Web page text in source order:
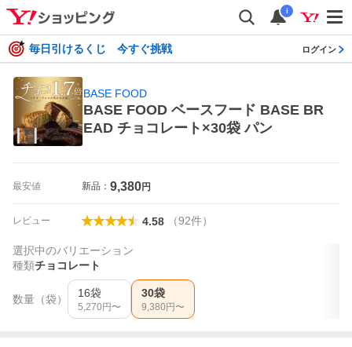
i
毎日引けるくじ 今すぐ挑戦 ログイン
BASE FOOD
BASE FOOD ベースフード BASE BR
EAD チョコレート×30袋 パン
最安値 新品： 9,380円
レビュー 4.58 （92件）
選択中のバリエーション
種類チョコレート
数量（袋） 16袋
5,270 円〜
30袋
9,380 円〜